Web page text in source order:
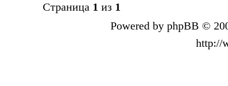
Страница 1 из 1
Powered by phpBB ©
http://